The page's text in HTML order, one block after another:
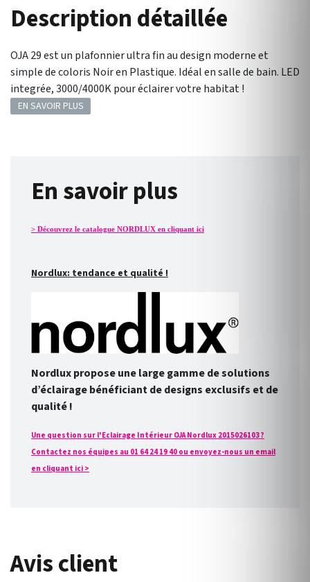
Description détaillée
OJA 29 est un plafonnier ultra fin au design moderne et
simple de coloris Noir en Plastique. Idéal en salle de bain. LED
integrée, 3000/4000K pour éclairer votre habitat !
EN SAVOIR PLUS
En savoir plus
> Découvrez le catalogue NORDLUX en cliquant ici
Nordlux: tendance et qualité !
Nordlux propose une large gamme de solutions
d’éclairage bénéficiant de designs exclusifs et de
qualité !
Une question sur l'Eclairage Intérieur OJA Nordlux 2015026103 ?
Contactez nos équipes au 01 64 24 19 40 ou envoyez-nous un email
en cliquant ici >
Avis client